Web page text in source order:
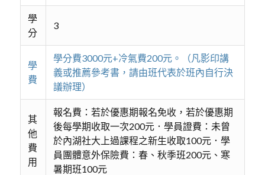
學
分
3
學
費
學分費3000元+冷氣費200元。（凡影印講
義或推薦參考書，請由班代表於班內自行決
議辦理）
其
他
費
用
報名費：若於優惠期報名免收，若於優惠期
後每學期收取一次200元．學員證費：未曾
於內湖社大上過課程之新生收取100元．學
員團體意外保險費：春、秋季班200元、寒
暑期班100元